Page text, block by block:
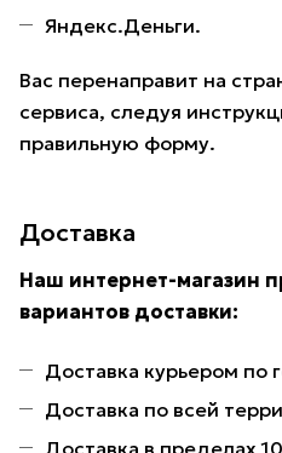
Яндекс.Деньги.
Вас перенаправит на
сервиса, следуя
правильную форму.
Доставка
Наш интернет-магазин
вариантов доставки:
Доставка курьером по
Доставка по всей
Доставка в пределах